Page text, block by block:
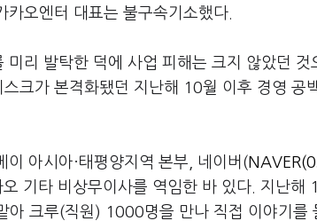
오엔터 대표는 불구속기소했다.
미리 발탁한 덕에 사업 피해는 크지 않았던
크가 본격화됐던 지난해 10월 이후 경영 공
아시아·태평양지역 본부, 네이버(
기타 비상무이사를 역임한 바 있다. 지난해
아 크루(직원) 1000명을 만나 직접 이야기를